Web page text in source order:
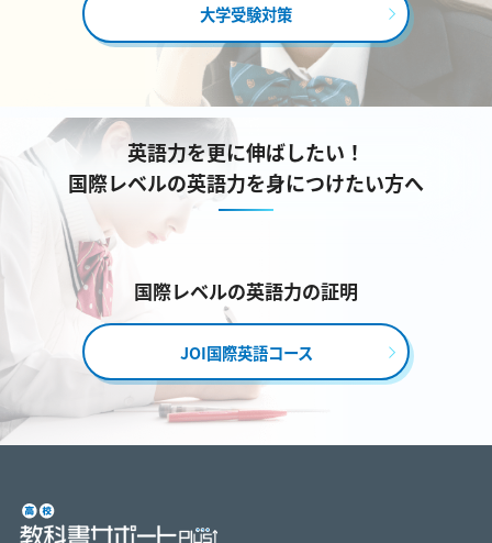
大学受験対策
英語力を更に伸ばしたい！
国際レベルの英語力を身につけたい方へ
国際レベルの英語力の証明
JOI国際英語コース